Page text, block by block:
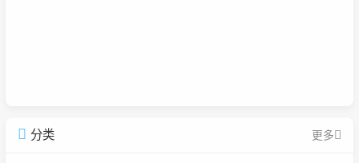
分类 更多